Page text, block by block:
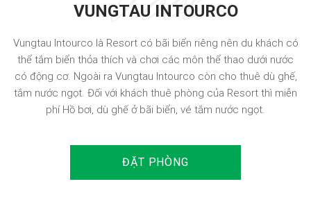
VUNGTAU INTOURCO
Vungtau Intourco là Resort có bãi biển riêng nên du khách có
thể tắm biển thỏa thích và chơi các môn thể thao dưới nước
có động cơ. Ngoài ra Vungtau Intourco còn cho thuê dù ghế,
tắm nước ngọt. Đối với khách thuê phòng của Resort thì miễn
phí Hồ bơi, dù ghế ở bãi biển, vé tắm nước ngọt.
ĐẶT PHÒNG